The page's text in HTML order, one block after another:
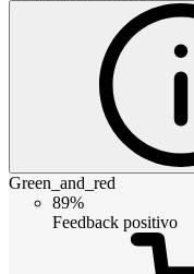
Green_and_red
89%
Feedback positivo